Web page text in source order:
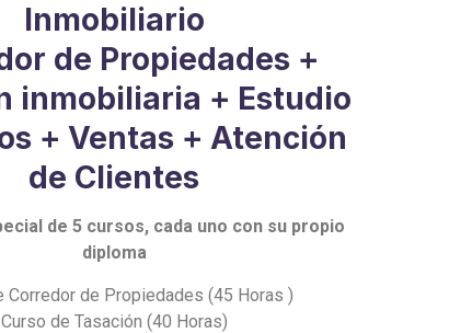
Inmobiliario
de Propiedades +
inmobiliaria + Estudio
+ Ventas + Atención
de Clientes
de 5 cursos, cada uno con su propio
diploma
Corredor de Propiedades (45 Horas )
Curso de Tasación (40 Horas)